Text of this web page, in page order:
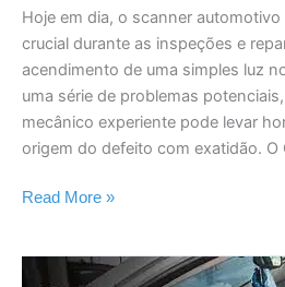
Hoje em dia, o scanner
crucial durante as inspeções e
acendimento de uma simples luz
uma série de problemas
mecânico experiente pode levar
origem do defeito com exatidão. O
Read More »